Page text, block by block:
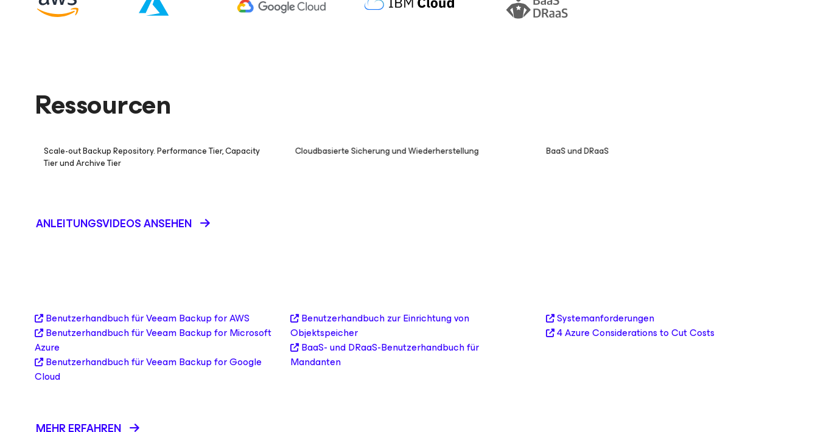
Ressourcen
Scale-out Backup Repository. Performance Tier, Capacity
Tier und Archive Tier
Cloudbasierte Sicherung und Wiederherstellung BaaS und DRaaS
ANLEITUNGSVIDEOS ANSEHEN
Benutzerhandbuch für Veeam Backupfor AWS
Benutzerhandbuch für Veeam Backupfor Microsoft
Azure
Benutzerhandbuch für Veeam Backupfor Google
Cloud
Benutzerhandbuch zur Einrichtung von
Objektspeicher
BaaS- und DRaaS-Benutzerhandbuch für
Mandanten
Systemanforderungen
4 Azure Considerations to Cut Costs
MEHR ERFAHREN